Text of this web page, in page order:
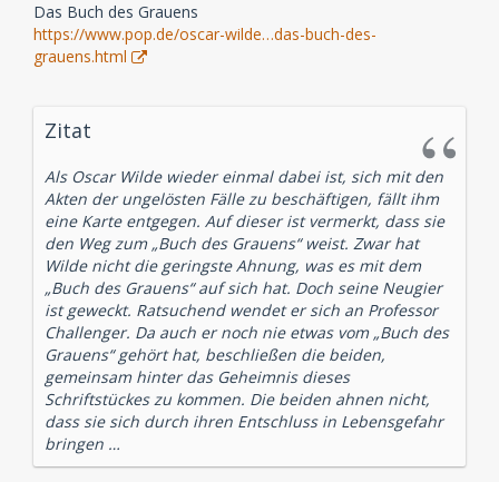
Das Buch des Grauens
https://www.pop.de/oscar-wilde…das-buch-des-
grauens.html
Zitat
Als Oscar Wilde wieder einmal dabei ist, sich mit den
Akten der ungelösten Fälle zu beschäftigen, fällt ihm
eine Karte entgegen. Auf dieser ist vermerkt, dass sie
den Weg zum „Buch des Grauens“ weist. Zwar hat
Wilde nicht die geringste Ahnung, was es mit dem
„Buch des Grauens“ auf sich hat. Doch seine Neugier
ist geweckt. Ratsuchend wendet er sich an Professor
Challenger. Da auch er noch nie etwas vom „Buch des
Grauens“ gehört hat, beschließen die beiden,
gemeinsam hinter das Geheimnis dieses
Schriftstückes zu kommen. Die beiden ahnen nicht,
dass sie sich durch ihren Entschluss in Lebensgefahr
bringen …